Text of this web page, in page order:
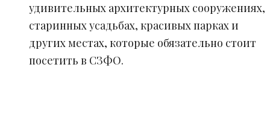
удивительных архитектурных сооружениях,
старинных усадьбах, красивых парках и
других местах, которые обязательно стоит
посетить в СЗФО.